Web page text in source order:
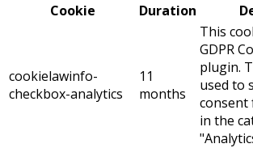
Cookie
Duration
cookielawinfo-
checkbox-analytics
11
months
This
GDPR
plugin.
used to
consent
in the